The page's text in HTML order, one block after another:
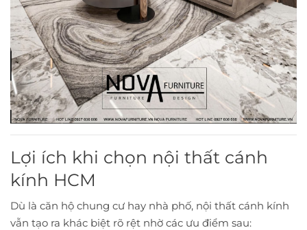
Lợi ích khi chọn nội thất cánh
kính HCM
Dù là căn hộ chung cư hay nhà phố, nội thất cánh kính
vẫn tạo ra khác biệt rõ rệt nhờ các ưu điểm sau: